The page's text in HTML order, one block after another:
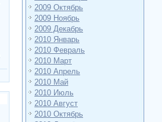
2009 Октябрь
2009 Ноябрь
2009 Декабрь
2010 Январь
2010 Февраль
2010 Март
2010 Апрель
2010 Май
2010 Июль
2010 Август
2010 Октябрь